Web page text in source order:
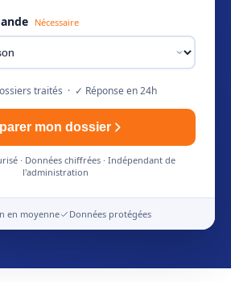
Nécessaire
traités · ✓ Réponse en 24h
mon dossier
· Données chiffrées · Indépendant de
l'administration
en moyenne Données protégées